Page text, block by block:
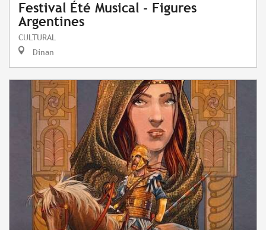
Festival Été Musical - Figures
Argentines
CULTURAL
Dinan